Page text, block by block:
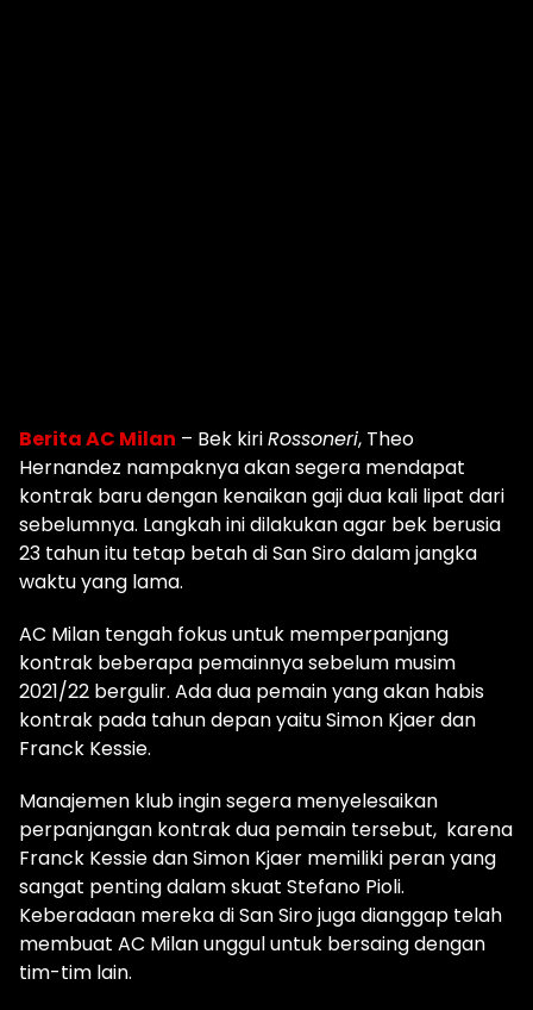
Berita AC Milan – Bek kiriRossoneri, Theo
Hernandez nampaknya akan segera mendapat
kontrak baru dengan kenaikan gaji dua kali lipat dari
sebelumnya. Langkah ini dilakukan agar bek berusia
23 tahun itu tetap betah di San Siro dalam jangka
waktu yang lama.
AC Milan tengah fokus untuk memperpanjang
kontrak beberapa pemainnya sebelum musim
2021/22 bergulir. Ada dua pemain yang akan habis
kontrak pada tahun depan yaitu Simon Kjaer dan
Franck Kessie.
Manajemen klub ingin segera menyelesaikan
perpanjangan kontrak dua pemain tersebut, karena
Franck Kessie dan Simon Kjaer memiliki peran yang
sangat penting dalam skuat Stefano Pioli.
Keberadaan mereka di San Siro juga dianggap telah
membuat AC Milan unggul untuk bersaing dengan
tim-tim lain.